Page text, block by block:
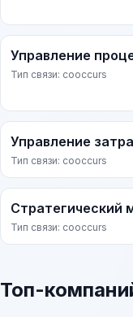
Управление
Тип связи: cooccurs
Управление
Тип связи: cooccurs
Стратегический
Тип связи: cooccurs
Топ-